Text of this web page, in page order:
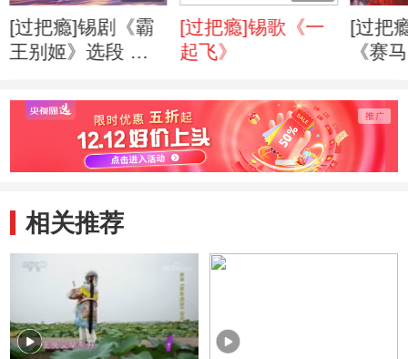
[过把瘾]锡剧《霸
王别姬》选段 表
[过把瘾]锡歌《一
起飞》
[过把
《赛
相关推荐